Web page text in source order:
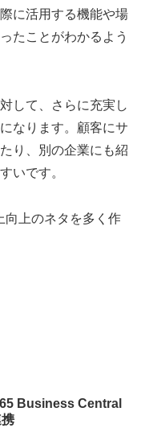
に活用する機能や場
たことがわかるよう
して、さらに充実し
なります。顧客にサ
り、別の企業にも紹
いです。
向上のネタを多く作
Business Central